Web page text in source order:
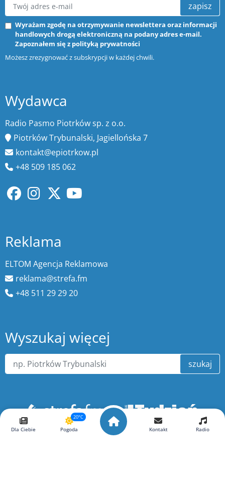
zapisz
Wyrażam zgodę na otrzymywanie newslettera oraz informacji
handlowych drogą elektroniczną na podany adres e-mail.
Zapoznałem się z polityką prywatności
Możesz zrezygnować z subskrypcji w każdej chwili.
Wydawca
Radio Pasmo Piotrków sp. z o.o.
Piotrków Trybunalski, Jagiellońska 7
kontakt@epiotrkow.pl
+48 509 185 062
Reklama
ELTOM Agencja Reklamowa
reklama@strefa.fm
+48 511 29 29 20
Wyszukaj więcej
szukaj
Dla Ciebie
20°C
Pogoda Kontakt Radio